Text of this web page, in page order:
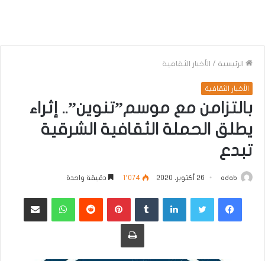
الرئيسية / الأخبار الثقافية
الأخبار الثقافية
بالتزامن مع موسم”تنوين”.. إثراء
يطلق الحملة الثقافية الشرقية
تبدع
adab 26 أكتوبر، 2020 1٬074 دقيقة واحدة
فيسبوكتويتر لينكدإن ‏Tumblr بينتيريست
‏Reddit واتساب مشاركة عبر البريد
طباعة